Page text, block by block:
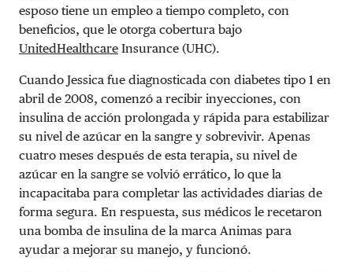
esposo tiene un empleo a tiempo completo, con
beneficios, que le otorga cobertura bajo
UnitedHealthcare Insurance (UHC).
Cuando Jessica fue diagnosticada con diabetes tipo 1 en
abril de 2008, comenzó a recibir inyecciones, con
insulina de acción prolongada y rápida para estabilizar
su nivel de azúcar en la sangre y sobrevivir. Apenas
cuatro meses después de esta terapia, su nivel de
azúcar en la sangre se volvió errático, lo que la
incapacitaba para completar las actividades diarias de
forma segura. En respuesta, sus médicos le recetaron
una bomba de insulina de la marca Animas para
ayudar a mejorar su manejo, y funcionó.